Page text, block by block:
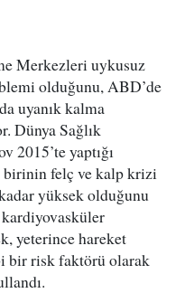
Merkezleri uykusuz
olduğunu, ABD’de
uyanık kalma
Dünya Sağlık
2015’te yaptığı
birinin felç ve kalp krizi
yüksek olduğunu
yeterince hareket
bir risk faktörü olarak